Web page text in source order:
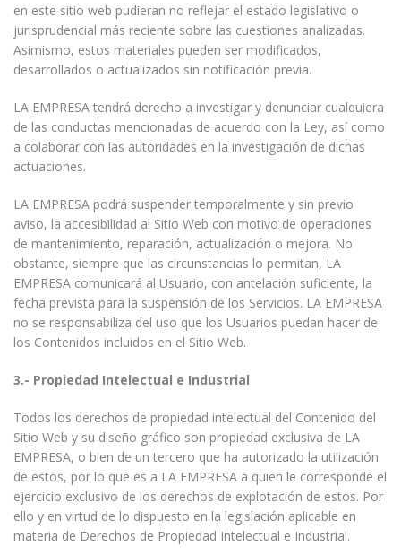
en este sitio web pudieran no reflejar el estado legislativo o
jurisprudencial más reciente sobre las cuestiones analizadas.
Asimismo, estos materiales pueden ser modificados,
desarrollados o actualizados sin notificación previa.
LA EMPRESA tendrá derecho a investigar y denunciar cualquiera
de las conductas mencionadas de acuerdo con la Ley, así como
a colaborar con las autoridades en la investigación de dichas
actuaciones.
LA EMPRESA podrá suspender temporalmente y sin previo
aviso, la accesibilidad al Sitio Web con motivo de operaciones
de mantenimiento, reparación, actualización o mejora. No
obstante, siempre que las circunstancias lo permitan, LA
EMPRESA comunicará al Usuario, con antelación suficiente, la
fecha prevista para la suspensión de los Servicios. LA EMPRESA
no se responsabiliza del uso que los Usuarios puedan hacer de
los Contenidos incluidos en el Sitio Web.
3.- Propiedad Intelectual e Industrial
Todos los derechos de propiedad intelectual del Contenido del
Sitio Web y su diseño gráfico son propiedad exclusiva de LA
EMPRESA, o bien de un tercero que ha autorizado la utilización
de estos, por lo que es a LA EMPRESA a quien le corresponde el
ejercicio exclusivo de los derechos de explotación de estos. Por
ello y en virtud de lo dispuesto en la legislación aplicable en
materia de Derechos de Propiedad Intelectual e Industrial.